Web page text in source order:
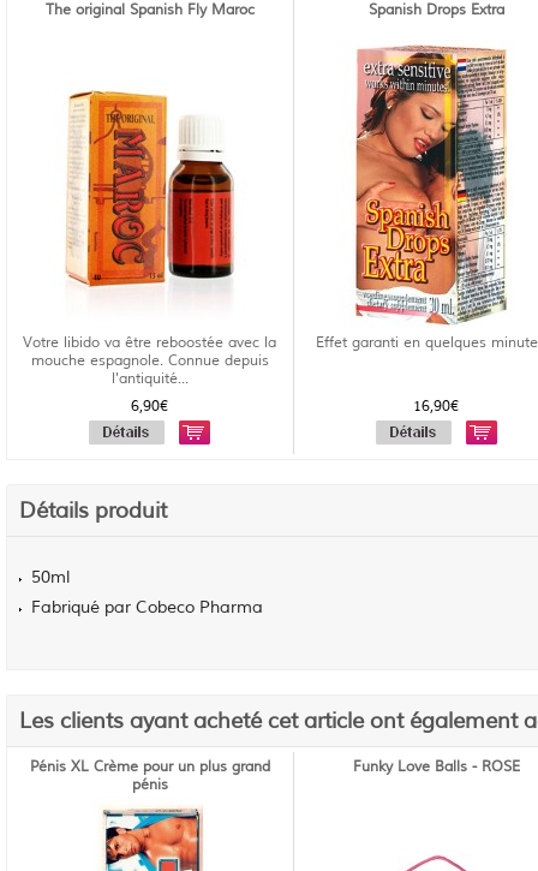
The original Spanish Fly Maroc
Votre libido va être reboostée avec la
mouche espagnole. Connue depuis
l'antiquité...
6,90€
Spanish Drops Extra
Effet garanti en quelques
16,90€
Détails produit
50ml
Fabriqué par Cobeco Pharma
Les clients ayant acheté cet article ont également
Pénis XL Crème pour un plus grand
pénis
Funky Love Balls - ROSE